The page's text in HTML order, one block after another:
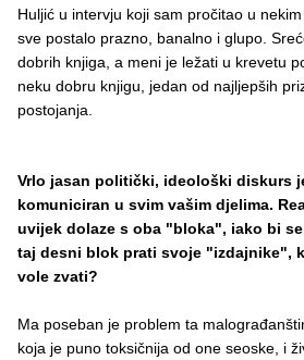
Huljić u intervju koji sam pročitao u
sve postalo prazno, banalno i glupo.
dobrih knjiga, a meni je ležati u krevetu
neku dobru knjigu, jedan od najljepših
postojanja.
Vrlo jasan politički, ideološki diskurs
komuniciran u svim vašim djelima.
uvijek dolaze s oba "bloka", iako bi
taj desni blok prati svoje "izdajnike",
vole zvati?
Ma poseban je problem ta
koja je puno toksičnija od one seoske, i